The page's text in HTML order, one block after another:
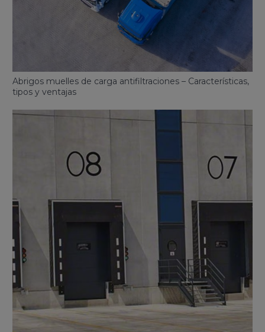
Abrigos muelles de carga antifiltraciones – Características,
tipos y ventajas